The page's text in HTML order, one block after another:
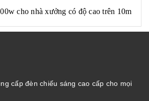
cho nhà xưởng có độ cao trên 10m
cấp đèn chiếu sáng cao cấp cho mọi